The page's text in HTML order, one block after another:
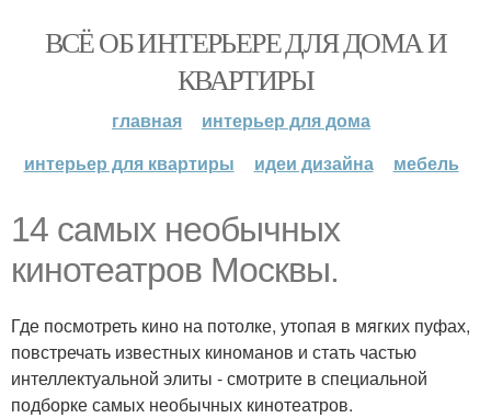
ВСЁ ОБ ИНТЕРЬЕРЕ ДЛЯ ДОМА И
КВАРТИРЫ
главная
интерьер для дома
интерьер для квартиры
идеи дизайна мебель
14 самых необычных
кинотеатров Москвы.
Где посмотреть кино на потолке, утопая в мягких пуфах,
повстречать известных киноманов и стать частью
интеллектуальной элиты - смотрите в специальной
подборке самых необычных кинотеатров.